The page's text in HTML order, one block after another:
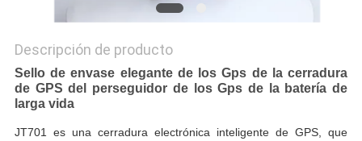
Descripción de producto
Sello de envase elegante de los Gps de la cerradura
de GPS del perseguidor de los Gps de la batería de
larga vida
JT701 es una cerradura electrónica inteligente de GPS, que